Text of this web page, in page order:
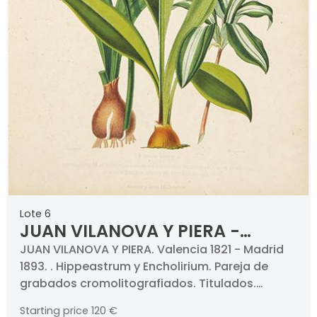
Lote 6
JUAN VILANOVA Y PIERA -
Hippeastrum y Encholirium
JUAN VILANOVA Y PIERA. Valencia 1821 - Madrid
1893. . Hippeastrum y Encholirium. Pareja de
grabados cromolitografiados. Titulados.
Starting price 120 €